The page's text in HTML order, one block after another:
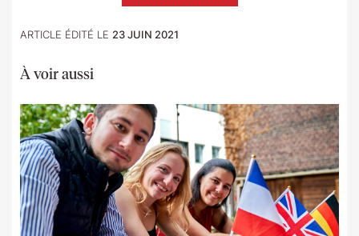
ARTICLE ÉDITÉ LE 23 JUIN 2021
À voir aussi